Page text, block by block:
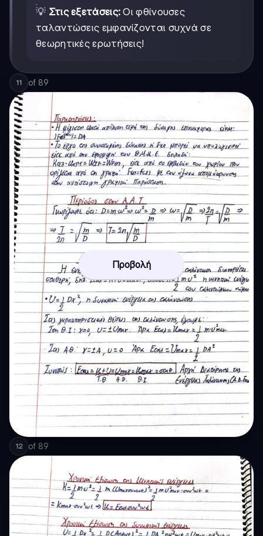
💡 Στις εξετάσεις: Οι φθίνουσες
ταλαντώσεις εμφανίζονται συχνά σε
θεωρητικές ερωτήσεις!
11 of 89
Προβολή
12 of 89